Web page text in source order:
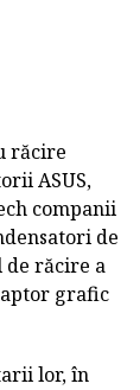
răcire
ASUS,
companii
de
de răcire a
grafic
lor, în